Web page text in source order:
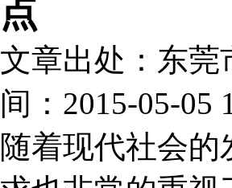
点
文章出处：东
间：2015-05-05
随着现代社会